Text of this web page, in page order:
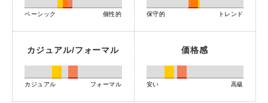
ベーシック 個性的 保守的 トレンド
カジュアル/フォーマル
カジュアル フォーマル
価格感
安い 高級